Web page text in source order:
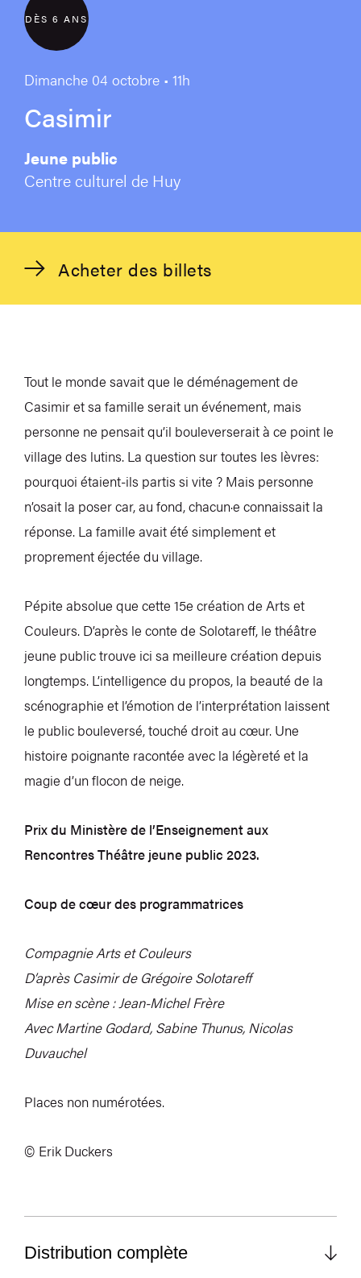
DÈS 6 ANS
Dimanche 04 octobre • 11h
Casimir
Jeune public
Centre culturel de Huy
Acheter des billets
Tout le monde savait que le déménagement de
Casimir et sa famille serait un événement, mais
personne ne pensait qu’il bouleverserait à ce point le
village des lutins. La question sur toutes les lèvres:
pourquoi étaient-ils partis si vite ? Mais personne
n’osait la poser car, au fond, chacun·e connaissait la
réponse. La famille avait été simplement et
proprement éjectée du village.
Pépite absolue que cette 15e création de Arts et
Couleurs. D’après le conte de Solotareff, le théâtre
jeune public trouve ici sa meilleure création depuis
longtemps. L’intelligence du propos, la beauté de la
scénographie et l’émotion de l’interprétation laissent
le public bouleversé, touché droit au cœur. Une
histoire poignante racontée avec la légèreté et la
magie d’un flocon de neige.
Prix du Ministère de l’Enseignement aux
Rencontres Théâtre jeune public 2023.
Coup de cœur des programmatrices
Compagnie Arts et Couleurs
D’après Casimir de Grégoire Solotareff
Mise en scène : Jean-Michel Frère
Avec Martine Godard, Sabine Thunus, Nicolas
Duvauchel
Places non numérotées.
© Erik Duckers
Distribution complète